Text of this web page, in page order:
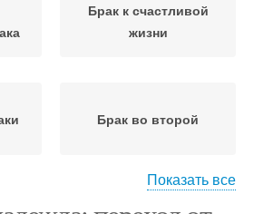
Брак к счастливой
жизни
Брак во второй
Показать все